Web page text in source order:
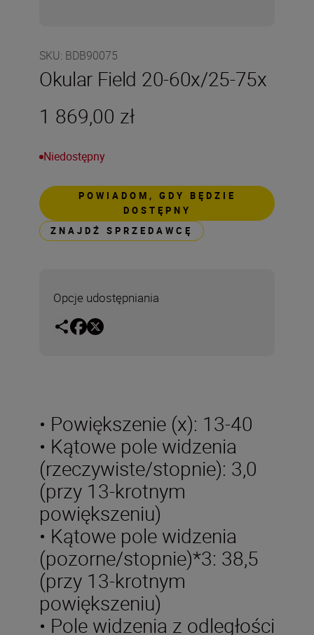
SKU: BDB90075
Okular Field 20-60x/25-75x
1 869,00 zł
Niedostępny
POWIADOM, GDY BĘDZIE
DOSTĘPNY
ZNAJDŹ SPRZEDAWCĘ
Opcje udostępniania
• Powiększenie (x): 13-40
• Kątowe pole widzenia
(rzeczywiste/stopnie): 3,0
(przy 13-krotnym
powiększeniu)
• Kątowe pole widzenia
(pozorne/stopnie)*3: 38,5
(przy 13-krotnym
powiększeniu)
• Pole widzenia z odległości